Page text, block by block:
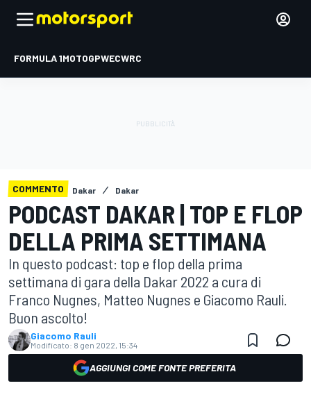
FORMULA 1MOTOGPWECWRC
COMMENTO Dakar Dakar
PODCAST DAKAR | TOP E FLOP
DELLA PRIMA SETTIMANA
In questo podcast: top e flop della prima
settimana di gara della Dakar 2022 a cura di
Franco Nugnes, Matteo Nugnes e Giacomo Rauli.
Buon ascolto!
Giacomo Rauli
Modificato: 8 gen 2022, 15:34
AGGIUNGI COME FONTE PREFERITA